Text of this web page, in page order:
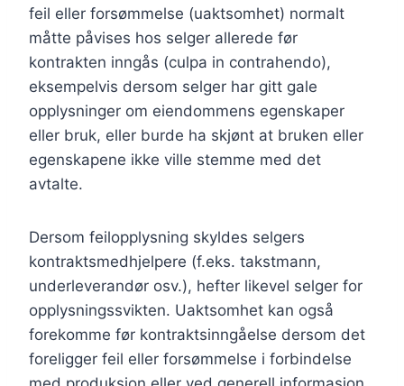
feil eller forsømmelse (uaktsomhet) normalt
måtte påvises hos selger allerede før
kontrakten inngås (culpa in contrahendo),
eksempelvis dersom selger har gitt gale
opplysninger om eiendommens egenskaper
eller bruk, eller burde ha skjønt at bruken eller
egenskapene ikke ville stemme med det
avtalte.
Dersom feilopplysning skyldes selgers
kontraktsmedhjelpere (f.eks. takstmann,
underleverandør osv.), hefter likevel selger for
opplysningssvikten. Uaktsomhet kan også
forekomme før kontraktsinngåelse dersom det
foreligger feil eller forsømmelse i forbindelse